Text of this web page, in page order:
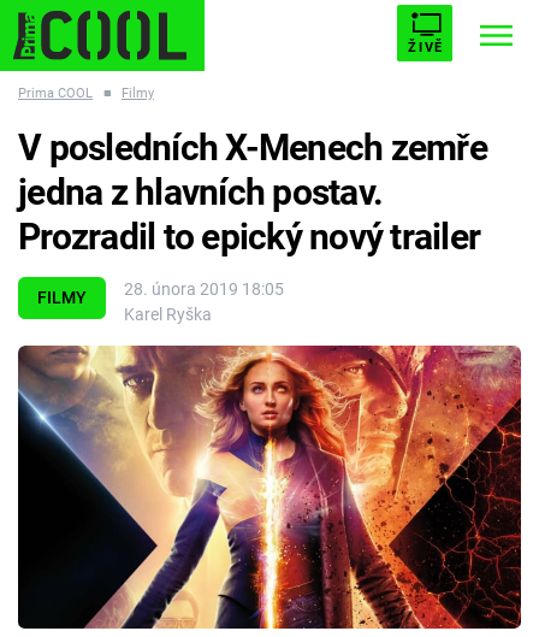
ŽIVĚ
ESCAPE PLNEJ KOTEL AVENGERS 5
Témata
Filmy
Seriály
Cool Esport
Pořady
Prima COOL ■ Filmy
FILMY
28. února 2019 18:05
Karel Ryška
V posledních X-Menech zemře
jedna z hlavních postav.
Prozradil to epický nový trailer